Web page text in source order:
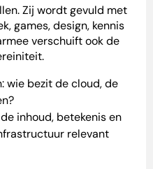
Zij wordt gevuld met
games, design, kennis
verschuift ook de
wie bezit de cloud, de
inhoud, betekenis en
relevant